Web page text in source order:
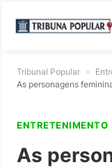
Tribunal Popular »
As personagens
ENTRETENIMENTO
As